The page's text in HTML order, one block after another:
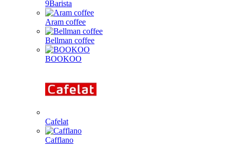
9Barista
Aram coffee
Bellman coffee
BOOKOO
Cafelat
Cafflano